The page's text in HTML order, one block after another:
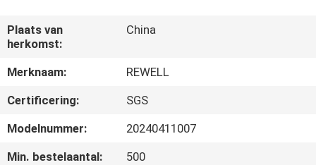
KWALITEITSCONTROLE
SITEMAP
PRIVACY
POLICY
Plaats van
herkomst:
China
Merknaam:
REWELL
Certificering:
SGS
Modelnummer:
20240411007
Min. bestelaantal:
500